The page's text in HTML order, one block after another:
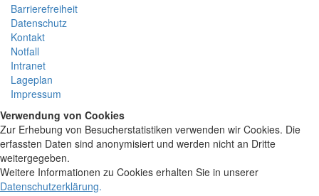
Barrierefreiheit
Datenschutz
Kontakt
Notfall
Intranet
Lageplan
Impressum
Verwendung von Cookies
Zur Erhebung von Besucherstatistiken verwenden wir Cookies. Die
erfassten Daten sind anonymisiert und werden nicht an Dritte
weitergegeben.
Weitere Informationen zu Cookies erhalten Sie in unserer
Datenschutzerklärung.